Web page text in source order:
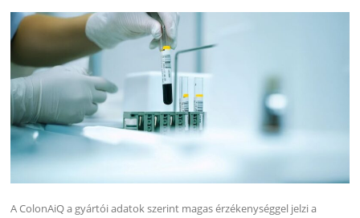
A ColonAiQ a gyártói adatok szerint magas érzékenységgel jelzi a